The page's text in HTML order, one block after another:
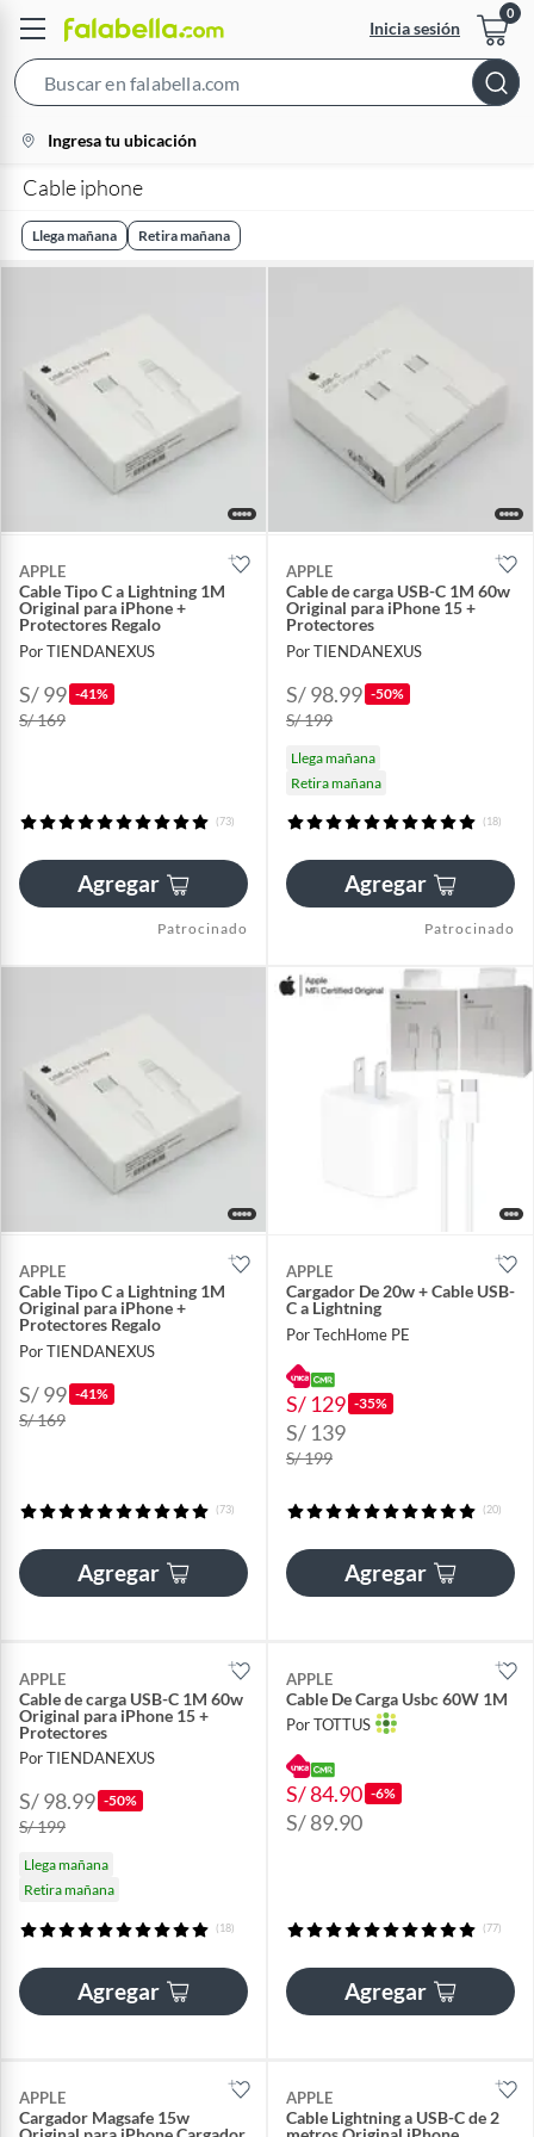
Inicia sesión
Bar
location-
icon
Ingresa tu ubicación
Cable iphone
Llega mañana Retira mañana
APPLE
Cable Tipo C a Lightning 1M
Original para iPhone +
Protectores Regalo
Por TIENDANEXUS
S/ 99 -41%
S/ 169
(73)
Agregar
Patrocinado
APPLE
Cable de carga USB-C 1M 60w
Original para iPhone 15 +
Protectores
Por TIENDANEXUS
S/ 98.99 -50%
S/ 199
Llega mañana
Retira mañana
(18)
Agregar
Patrocinado
APPLE
Cable Tipo C a Lightning 1M
Original para iPhone +
Protectores Regalo
Por TIENDANEXUS
S/ 99 -41%
S/ 169
(73)
Agregar
APPLE
Cargador De 20w + Cable USB-
C a Lightning
Por TechHome PE
S/ 129 -35%
S/ 139
S/ 199
(20)
Agregar
APPLE
Cable de carga USB-C 1M 60w
Original para iPhone 15 +
Protectores
Por TIENDANEXUS
S/ 98.99 -50%
S/ 199
Llega mañana
Retira mañana
(18)
Agregar
APPLE
Cable De Carga Usbc 60W 1M
Por TOTTUS
S/ 84.90 -6%
S/ 89.90
(77)
Agregar
APPLE
Cargador Magsafe 15w
APPLE
Cable Lightning a USB-C de 2